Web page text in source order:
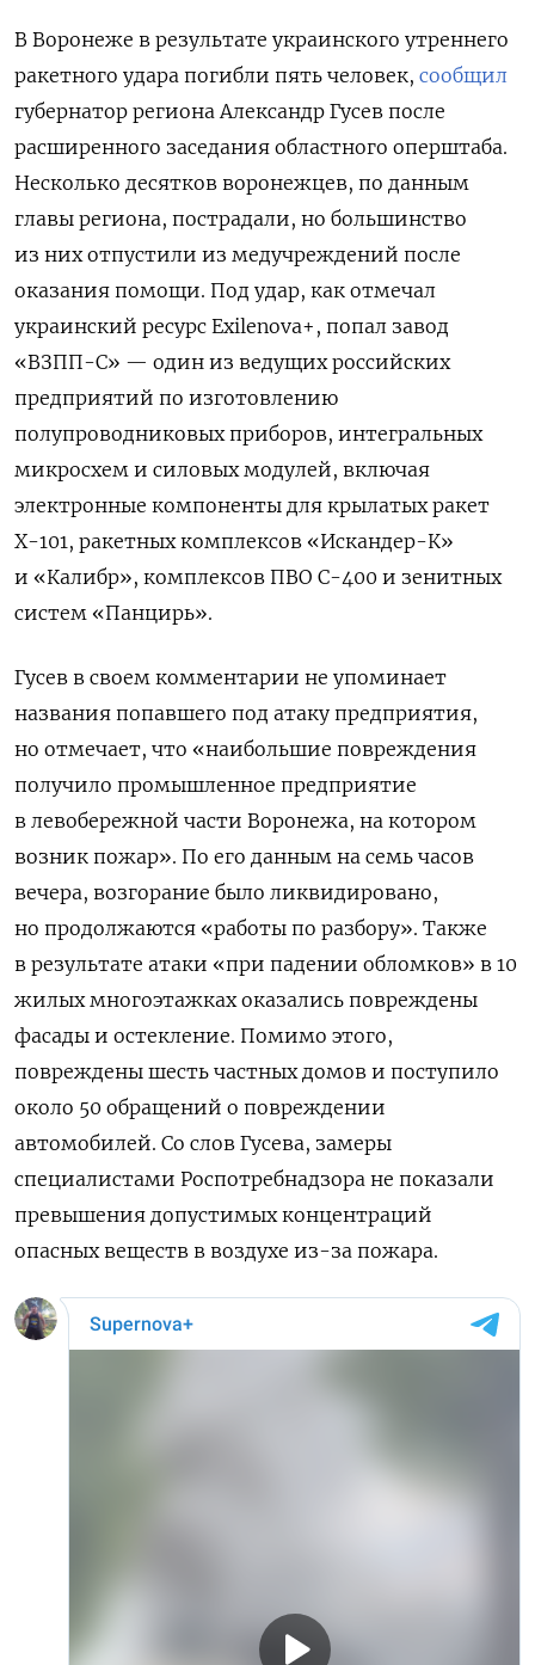
В Воронеже в результате украинского утреннего
ракетного удара погибли пять человек, сообщил
губернатор региона Александр Гусев после
расширенного заседания областного оперштаба.
Несколько десятков воронежцев, по данным
главы региона, пострадали, но большинство
из них отпустили из медучреждений после
оказания помощи. Под удар, как отмечал
украинский ресурс Exilenova+, попал завод
«ВЗПП-С» — один из ведущих российских
предприятий по изготовлению
полупроводниковых приборов, интегральных
микросхем и силовых модулей, включая
электронные компоненты для крылатых ракет
Х-101, ракетных комплексов «Искандер-К»
и «Калибр», комплексов ПВО С-400 и зенитных
систем «Панцирь».
Гусев в своем комментарии не упоминает
названия попавшего под атаку предприятия,
но отмечает, что «наибольшие повреждения
получило промышленное предприятие
в левобережной части Воронежа, на котором
возник пожар». По его данным на семь часов
вечера, возгорание было ликвидировано,
но продолжаются «работы по разбору». Также
в результате атаки «при падении обломков» в 10
жилых многоэтажках оказались повреждены
фасады и остекление. Помимо этого,
повреждены шесть частных домов и поступило
около 50 обращений о повреждении
автомобилей. Со слов Гусева, замеры
специалистами Роспотребнадзора не показали
превышения допустимых концентраций
опасных веществ в воздухе из-за пожара.